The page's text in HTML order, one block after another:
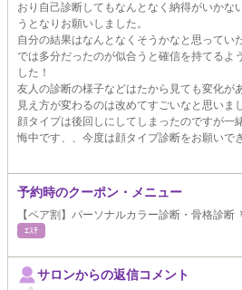
おり自己診断してもなんとなく納得がいかな
うとなりお願いしました。
自分の結果はなんとなくそうかなと思ってい
では多分だったのが似合うと確信を持てるよ
した！
友人の診断の様子などはたから見ても変化が
見え方が変わるのは改めてすごいなと思いま
顔タイプは後回しにしてしまったのですが一
悔中です、、今度は顔タイプ診断をお願いで
予約時のクーポン・メニュー
【ペア割】パーソナルカラー診断・骨格診
ｴｽﾃ
サロンからの返信コメント